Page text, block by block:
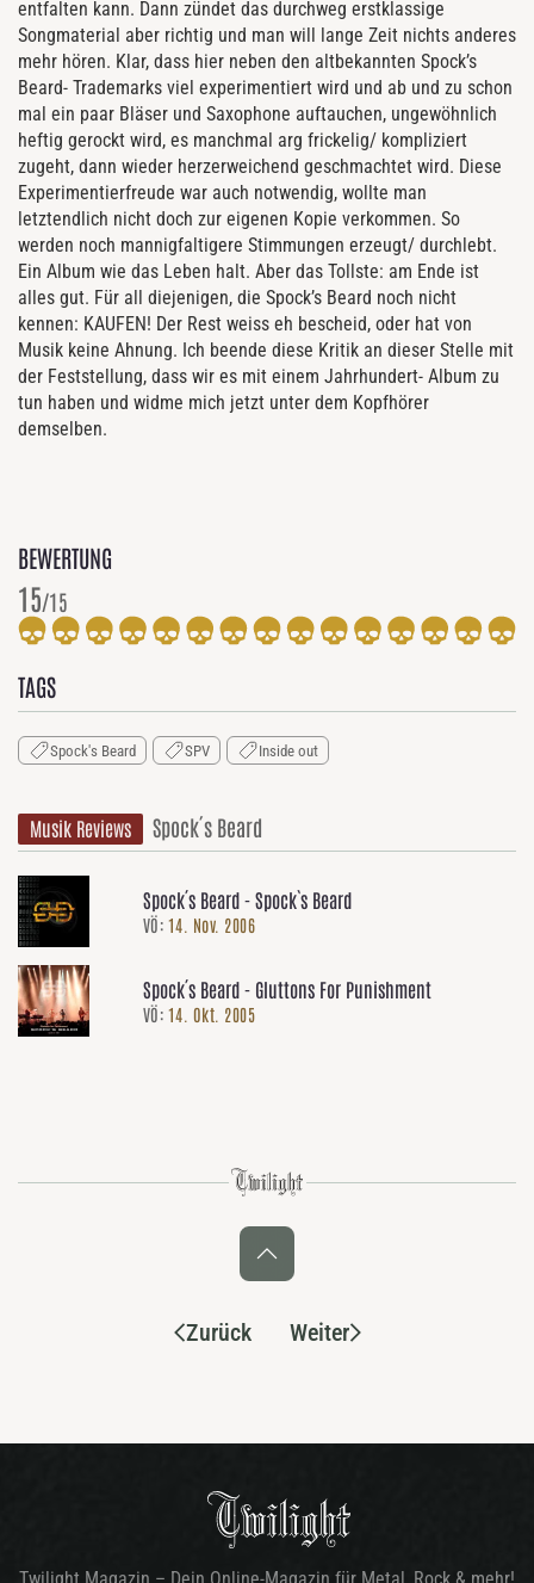
entfalten kann. Dann zündet das durchweg erstklassige
Songmaterial aber richtig und man will lange Zeit nichts anderes
mehr hören. Klar, dass hier neben den altbekannten Spock’s
Beard- Trademarks viel experimentiert wird und ab und zu schon
mal ein paar Bläser und Saxophone auftauchen, ungewöhnlich
heftig gerockt wird, es manchmal arg frickelig/ kompliziert
zugeht, dann wieder herzerweichend geschmachtet wird. Diese
Experimentierfreude war auch notwendig, wollte man
letztendlich nicht doch zur eigenen Kopie verkommen. So
werden noch mannigfaltigere Stimmungen erzeugt/ durchlebt.
Ein Album wie das Leben halt. Aber das Tollste: am Ende ist
alles gut. Für all diejenigen, die Spock’s Beard noch nicht
kennen: KAUFEN! Der Rest weiss eh bescheid, oder hat von
Musik keine Ahnung. Ich beende diese Kritik an dieser Stelle mit
der Feststellung, dass wir es mit einem Jahrhundert- Album zu
tun haben und widme mich jetzt unter dem Kopfhörer
demselben.
BEWERTUNG
15/15
TAGS
Spock's Beard SPV Inside out
Musik Reviews Spock´s Beard
Spock´s Beard - Spock`s Beard
VÖ: 14. Nov. 2006
Spock´s Beard - Gluttons For Punishment
VÖ: 14. Okt. 2005
Zurück Weiter
Twilight Magazin – Dein Online-Magazin für Metal, Rock & mehr!